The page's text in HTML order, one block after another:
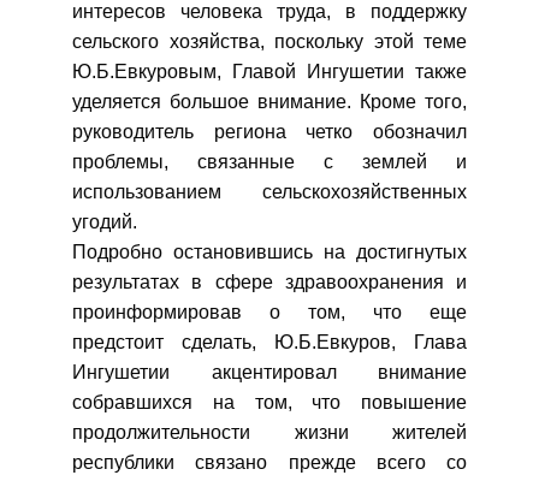
интересов человека труда, в поддержку
сельского хозяйства, поскольку этой теме
Ю.Б.Евкуровым, Главой Ингушетии также
уделяется большое внимание. Кроме того,
руководитель региона четко обозначил
проблемы, связанные с землей и
использованием сельскохозяйственных
угодий.
Подробно остановившись на достигнутых
результатах в сфере здравоохранения и
проинформировав о том, что еще
предстоит сделать, Ю.Б.Евкуров, Глава
Ингушетии акцентировал внимание
собравшихся на том, что повышение
продолжительности жизни жителей
республики связано прежде всего со